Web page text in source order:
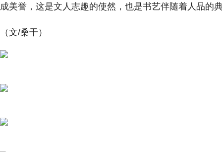
成美誉，这是文人志趣的使然，也是书艺伴随着人品的
（文/桑干）